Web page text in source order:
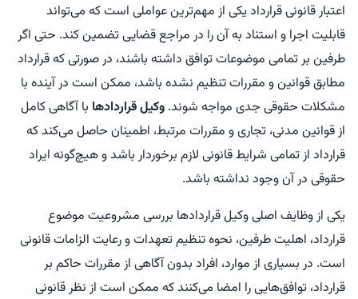
اعتبار قانونی قرارداد یکی از مهم‌ترین عواملی است که می‌تواند
قابلیت اجرا و استناد به آن را در مراجع قضایی تضمین کند. حتی اگر
طرفین بر تمامی موضوعات توافق داشته باشند، در صورتی که قرارداد
مطابق قوانین و مقررات تنظیم نشده باشد، ممکن است در آینده با
مشکلات حقوقی جدی مواجه شوند. وکیل قراردادها با آگاهی کامل
از قوانین مدنی، تجاری و مقررات مرتبط، اطمینان حاصل می‌کند که
قرارداد از تمامی شرایط قانونی لازم برخوردار باشد و هیچ‌گونه ایراد
حقوقی در آن وجود نداشته باشد.
یکی از وظایف اصلی وکیل قراردادها بررسی مشروعیت موضوع
قرارداد، اهلیت طرفین، نحوه تنظیم تعهدات و رعایت الزامات قانونی
است. در بسیاری از موارد، افراد بدون آگاهی از مقررات حاکم بر
قرارداد، توافق‌هایی را امضا می‌کنند که ممکن است از نظر قانونی